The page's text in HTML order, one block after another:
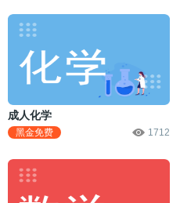
成人化学
黑金免费 1712